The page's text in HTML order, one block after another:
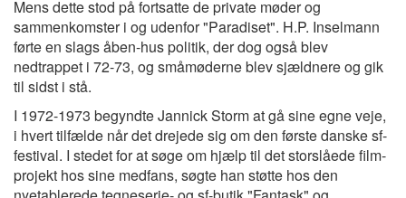
Mens dette stod på fortsatte de private møder og
sammenkomster i og udenfor "Paradiset". H.P. Inselmann
førte en slags åben-hus politik, der dog også blev
nedtrappet i 72-73, og småmøderne blev sjældnere og gik
til sidst i stå.
I 1972-1973 begyndte Jannick Storm at gå sine egne veje,
i hvert tilfælde når det drejede sig om den første danske sf-
festival. I stedet for at søge om hjælp til det storslåede film-
projekt hos sine medfans, søgte han støtte hos den